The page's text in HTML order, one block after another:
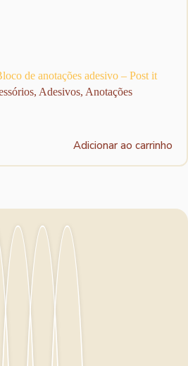
de anotações adesivo – Post it
, Adesivos, Anotações
Adicionar ao carrinho